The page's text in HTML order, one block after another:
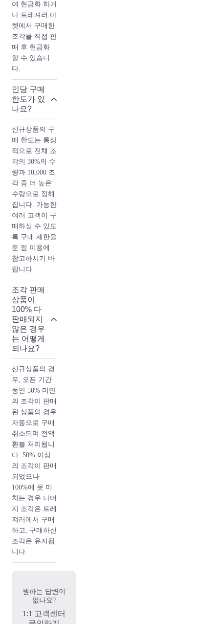
인기도 스테디
백은 샤넬의 대
표적인 아이템
중 하나로 오랫
동안 인기를 유
지하고 있습니
다. 반면, 시즌
다 새로운 디자
인으로 출시되
기 때문에 트렌
디한 이미지를
가지고 있습니
다.
코코 샤넬에 대
해 재미있는 내
용
- 가브리엘 샤
넬은 전 세계적
으로 코코라는
이름으로 알려
져 있지만 이것
은 그녀의 원래
이름이 아닙니
다. 무대에서
노래 하다가 객
석에서 병사들
이 붙혀준 별명
“코코”로 샤넬
이란 브랜드를
널리 알렸습니
다.
- 코코 샤넬은
모자 디자인으
로 패션 경력을
시작했습니다.
1913년 파리에
서 첫 매장을
연 후 큰 성공
을 이루자 옷을
디자인 하기 시
작했습니다. 가
방으로 가장 유
명한 샤넬은 한
참 뒤, 1955년
에 처음으로 개
시가 되었습니
- 1920년대에
그녀는 ‘리틀
블랙 드레
여 현금화 하거
나 트레져러 마
켓에서 구매한
조각을 직접 판
매 후 현금화
할 수 있습니
다.
인당 구매
한도가 있
나요?
신규상품의 구
매 한도는 통상
적으로 전체 조
각의 30%의 수
량과 10,000 조
각 중 더 높은
수량으로 정해
집니다. 가능한
여러 고객이 구
매하실 수 있도
록 구매 제한을
둔 점 이용에
참고하시기 바
랍니다.
조각 판매
상품이
100% 다
판매되지
않은 경우
는 어떻게
되나요?
신규상품의 경
우, 오픈 기간
동안 50% 미만
의 조각이 판매
된 상품의 경우
자동으로 구매
취소되며 전액
환불 처리됩니
다. 50% 이상
의 조각이 판매
되었으나
100%에 못 미
치는 경우 나머
지 조각은 트레
져러에서 구매
하고, 구매하신
조각은 유지됩
니다.
원하는 답변이
없나요?
1:1 고객센터